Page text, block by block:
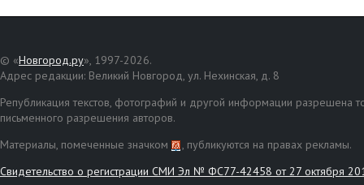
© «Новгород.ру», 1997-2026.
Адрес редакции: Великий Новгород, ул. Нехинская, д. 8
Републикация текстов, фотографий и другой информации разрешена
письменного разрешения авторов.
Материалы, помеченные значком
, публикуются на правах рекламы.
Свидетельство о регистрации СМИ Эл № ФС77-42458 от 27 октября